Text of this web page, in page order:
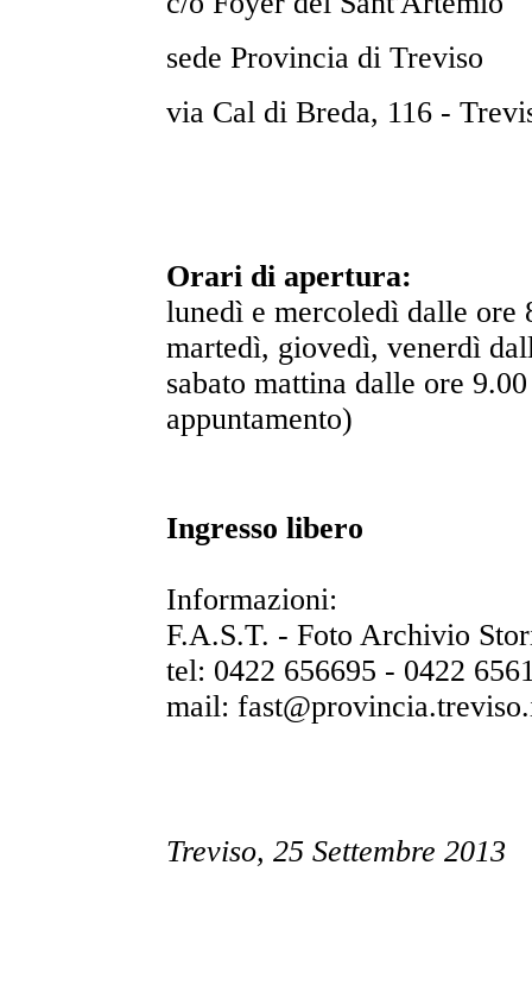
sede Provincia di Treviso
via Cal di Breda, 116 -
Orari di apertura:
lunedì e mercoledì dalle ore
martedì, giovedì, venerdì
sabato mattina dalle ore
appuntamento)
Ingresso libero
Informazioni:
F.A.S.T. - Foto Archivio
tel: 0422 656695 - 0422
mail:
Treviso, 25 Settembre 2013